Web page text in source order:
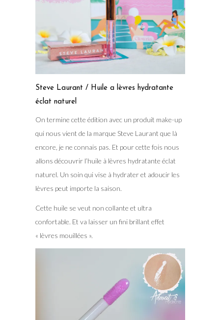
Steve Laurant / Huile a lèvres hydratante
éclat naturel
On termine cette édition avec un produit make-up
qui nous vient de la marque Steve Laurant que là
encore, je ne connais pas. Et pour cette fois nous
allons découvrir l’huile à lèvres hydratante éclat
naturel. Un soin qui vise à hydrater et adoucir les
lèvres peut importe la saison.
Cette huile se veut non collante et ultra
confortable. Et va laisser un fini brillant effet
« lèvres mouillées ».